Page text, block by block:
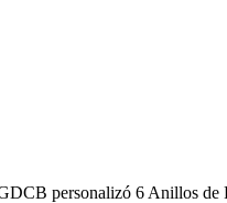
personalizó 6 Anillos de